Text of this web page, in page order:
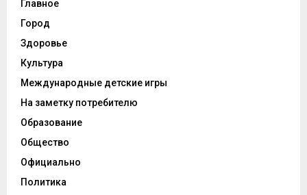
Главное
Город
Здоровье
Культура
Международные детские игры
На заметку потребителю
Образование
Общество
Официально
Политика